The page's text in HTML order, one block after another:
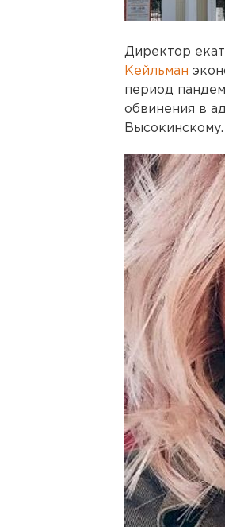
Директор
Кейльман
период
обвинения в
Высокинскому.